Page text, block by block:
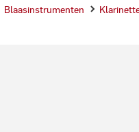
Blaasinstrumenten